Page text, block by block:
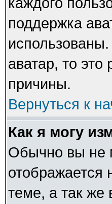
поддержка
аватар, то
причины.
Вернуться к
Как я могу
Обычно вы не
теме, а так же